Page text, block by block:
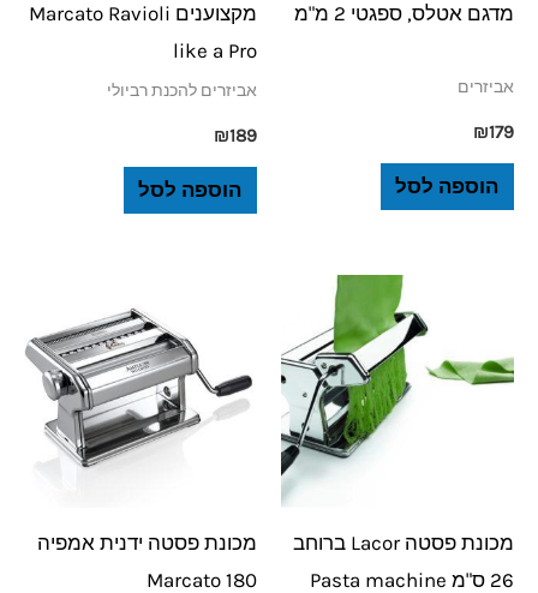
מדגם אטלס, ספגטי 2 מ"מ
אביזרים
₪179
הוספה לסל
מקצוענים Marcato Ravioli
like a Pro
אביזרים להכנת רביולי
₪189
הוספה לסל
מכונת פסטה Lacor ברוחב
26 ס"מ Pasta machine
מכונת פסטה ידנית אמפיה
180 Marcato